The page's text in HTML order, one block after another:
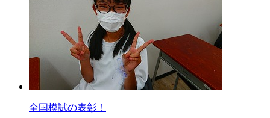
全国模試の表彰！